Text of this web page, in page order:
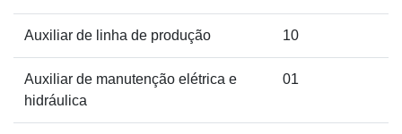
Auxiliar de linha de produção 10
Auxiliar de manutenção elétrica e
hidráulica
01